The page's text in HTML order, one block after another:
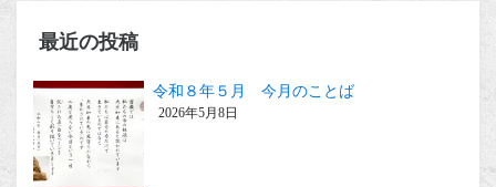
最近の投稿
令和８年５月 今月のことば
2026年5月8日